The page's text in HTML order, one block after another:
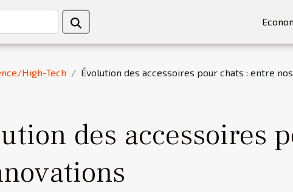
High-Tech Évolution des accessoires pour chats : entre
des accessoires